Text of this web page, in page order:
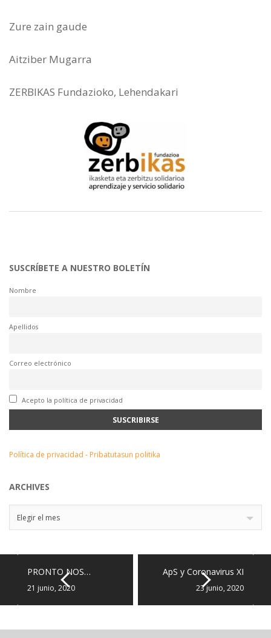
Zure zain gaude
Aitziber Mugarra
ZERBIKAS Fundazioko, Lehendakari
SUSCRÍBETE A NUESTRO BOLETÍN
Nombre
Apellidos
Correo electrónico
Acepto la política de privacidad
Política de privacidad - Pribatutasun politika
ARCHIVES
Elegir el mes
PRONTO NOS…
21 junio, 2020
ApS y Coronavirus XI
23 junio, 2020